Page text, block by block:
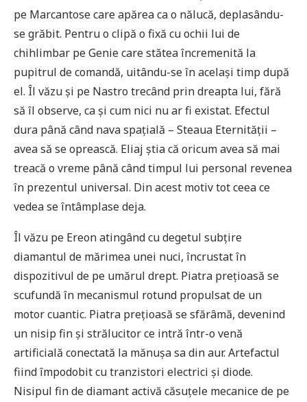
pe Marcantose care apărea ca o nălucă, deplasându-
se grăbit. Pentru o clipă o fixă cu ochii lui de
chihlimbar pe Genie care stătea încremenită la
pupitrul de comandă, uitându-se în același timp după
el. Îl văzu și pe Nastro trecând prin dreapta lui, fără
să îl observe, ca și cum nici nu ar fi existat. Efectul
dura până când nava spațială – Steaua Eternității –
avea să se oprească. Eliaj știa că oricum avea să mai
treacă o vreme până când timpul lui personal revenea
în prezentul universal. Din acest motiv tot ceea ce
vedea se întâmplase deja.
Îl văzu pe Ereon atingând cu degetul subțire
diamantul de mărimea unei nuci, încrustat în
dispozitivul de pe umărul drept. Piatra prețioasă se
scufundă în mecanismul rotund propulsat de un
motor cuantic. Piatra prețioasă se sfărâmă, devenind
un nisip fin și strălucitor ce intră într-o venă
artificială conectată la mănușa sa din aur. Artefactul
fiind împodobit cu tranzistori electrici și diode.
Nisipul fin de diamant activă căsuțele mecanice de pe